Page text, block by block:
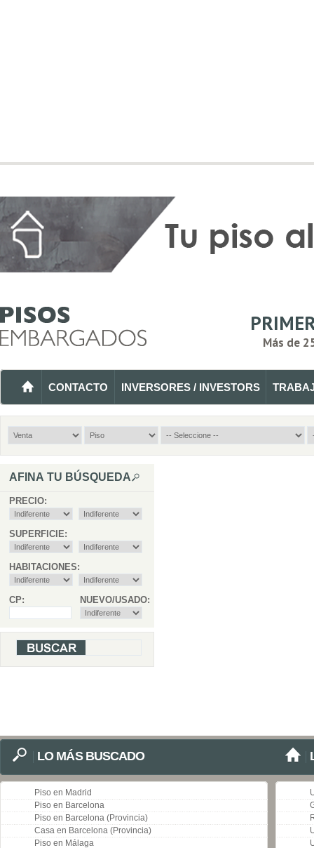
Más de
CONTACTO INVERSORES / INVESTORS
AFINA TU BÚSQUEDA
PRECIO:
SUPERFICIE:
HABITACIONES:
CP: NUEVO/USADO:
LO MÁS BUSCADO
Piso en Madrid
Piso en Barcelona
Piso en Barcelona (Provincia)
Casa en Barcelona (Provincia)
Piso en Málaga